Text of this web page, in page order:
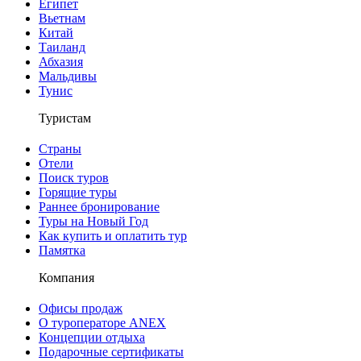
Египет
Вьетнам
Китай
Таиланд
Абхазия
Мальдивы
Тунис
Туристам
Страны
Отели
Поиск туров
Горящие туры
Раннее бронирование
Туры на Новый Год
Как купить и оплатить тур
Памятка
Компания
Офисы продаж
О туроператоре ANEX
Концепции отдыха
Подарочные сертификаты